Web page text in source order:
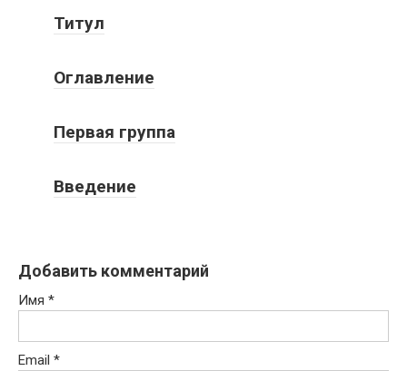
Титул
Оглавление
Первая группа
Введение
Добавить комментарий
Имя *
Email *